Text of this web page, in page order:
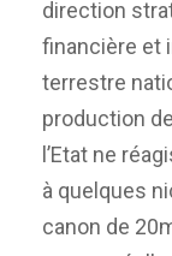
direction
financière et
terrestre
production
l’Etat ne
à quelques
canon de